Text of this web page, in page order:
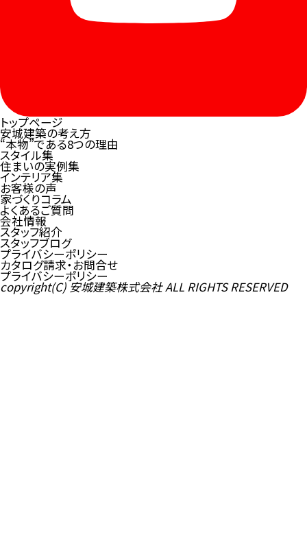
トップページ
安城建築の考え方
“本物”である8つの理由
スタイル集
住まいの実例集
インテリア集
お客様の声
家づくりコラム
よくあるご質問
会社情報
スタッフ紹介
スタッフブログ
プライバシーポリシー
カタログ請求・お問合せ
プライバシーポリシー
copyright(C) 安城建築株式会社 ALL RIGHTS RESERVED